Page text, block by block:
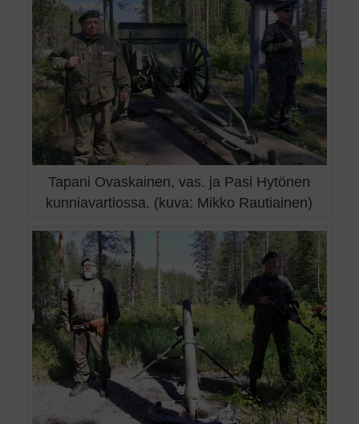
Tapani Ovaskainen, vas. ja Pasi Hytönen
kunniavartiossa. (kuva: Mikko Rautiainen)